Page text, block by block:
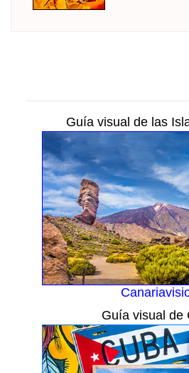
Guía visual de las
Guía visual de